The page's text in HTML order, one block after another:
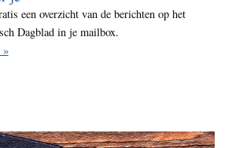
een overzicht van de berichten op het
Dagblad in je mailbox.
»